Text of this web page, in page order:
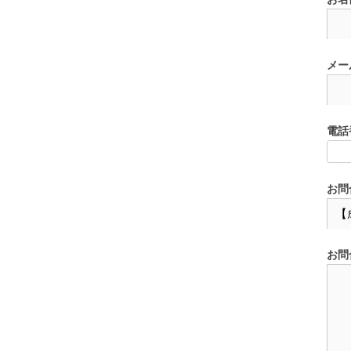
メ
電
お
お